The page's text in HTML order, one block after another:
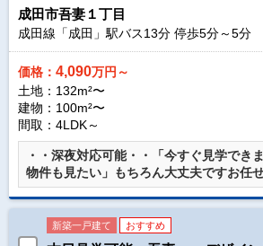
成田市吾妻１丁目
成田線「成田」駅バス13分 停歩5分～5分
価格： 4,090万円～
土地：132m²〜
建物：100m²〜
間取：4LDK～
・・深夜対応可能・・「今すぐ見学でき
物件も見たい」もちろん大丈夫ですお任せ
新築一戸建て おすすめ